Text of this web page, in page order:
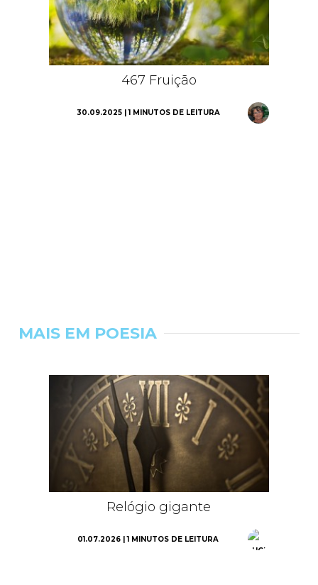
467 Fruição
30.09.2025 | 1 MINUTOS DE LEITURA
MAIS EM POESIA
Relógio gigante
01.07.2026 | 1 MINUTOS DE LEITURA